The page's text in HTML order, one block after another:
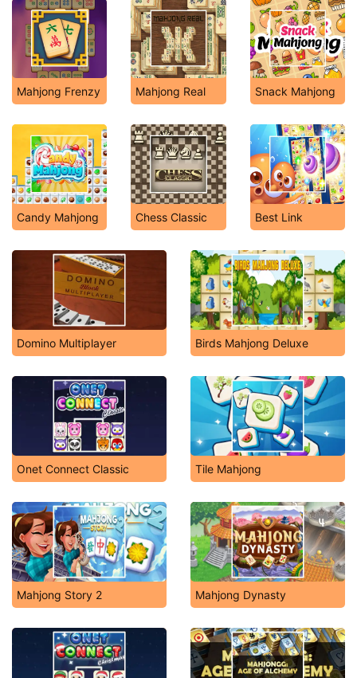
Mahjong Frenzy Mahjong Real Snack Mahjong
Candy Mahjong Chess Classic Best Link
Domino Multiplayer Birds Mahjong Deluxe
Onet Connect Classic Tile Mahjong
Mahjong Story 2 Mahjong Dynasty